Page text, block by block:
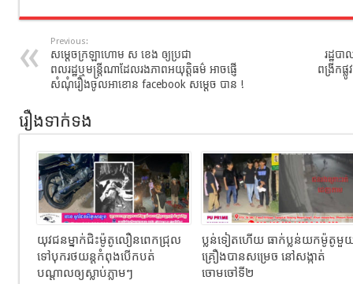
Previous:
សម្តេចក្រឡាហោម ស ខេង ឲ្យប្រជា
ពលរដ្ឋឬមន្រ្តីណាដែលរងភាពអយុត្តិធម៌ អាចផ្ញើ
សំណុំរឿងចូលអាខោន facebook សម្តេច បាន !
រដ្ឋប
ពង្រីកផ្
រឿងទាក់ទង
យុវជនម្នាក់ជិះម៉ូតូលឿនពេកជ្រុល
ទៅបុករថយន្តកំពុងបើកបត់
បណ្តាលឲ្យស្លាប់ភ្លាមៗ
ប្លន់ទៀតហើយ ធាក់ប្លន់យកម៉ូតូមួ
គ្រឿងបានសម្រេច នៅសង្កាត់
ចោមចៅទី២